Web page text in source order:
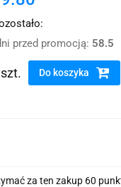
przed promocją: 58.5
szt. Do koszyka
za ten zakup 60